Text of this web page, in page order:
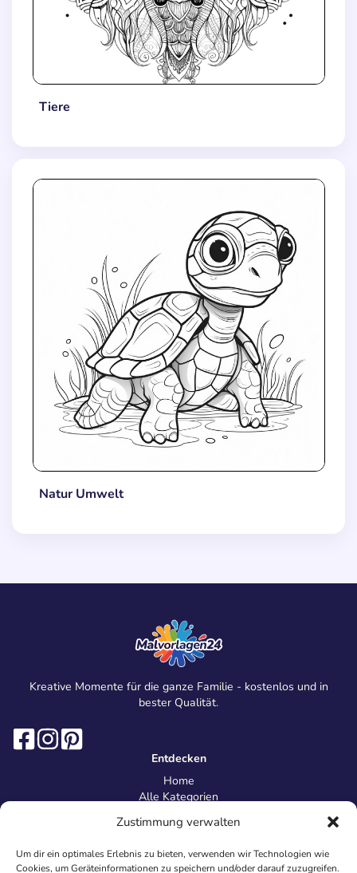
Zustimmung verwalten
Um dir ein optimales Erlebnis zu bieten, verwenden wir Technologien wie
Cookies, um Geräteinformationen zu speichern und/oder darauf zuzugreifen.
Tiere
Natur Umwelt
Kreative Momente für die ganze Familie - kostenlos und in
bester Qualität.
Entdecken
Home
Alle Kategorien
Information
Über uns
Kontakt